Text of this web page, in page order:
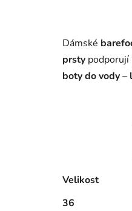
Dámské
prsty podporují
boty do vody–
Velikost
36